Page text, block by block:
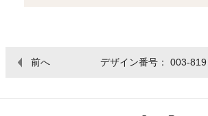
前へ デザイン番号： 003-819